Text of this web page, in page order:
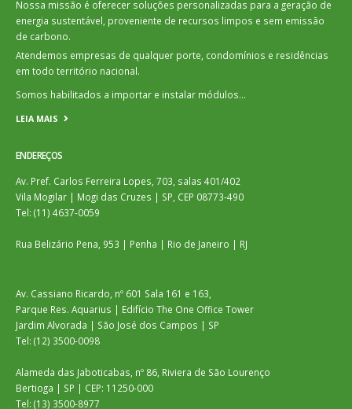
Nossa missão é oferecer soluções personalizadas para a geração de
energia sustentável, proveniente de recursos limpos e sem emissão
de carbono.
Atendemos empresas de qualquer porte, condomínios e residências
em todo território nacional.
Somos habilitados a importar e instalar módulos…
LEIA MAIS
ENDEREÇOS
Av. Pref. Carlos Ferreira Lopes, 703, salas 401/402
Vila Mogilar | Mogi das Cruzes | SP, CEP 08773-490
Tel: (11) 4637-0059
Rua Belizário Pena, 953 | Penha | Rio de Janeiro | RJ
Av. Cassiano Ricardo, nº 601 Sala 161 e 163,
Parque Res. Aquarius | Edifício The One Office Tower
Jardim Alvorada | São José dos Campos | SP
Tel: (12) 3500-0098
Alameda das Jaboticabas, nº 86, Riviera de São Lourenço
Bertioga | SP | CEP: 11250-000
Tel: (13) 3500-8977